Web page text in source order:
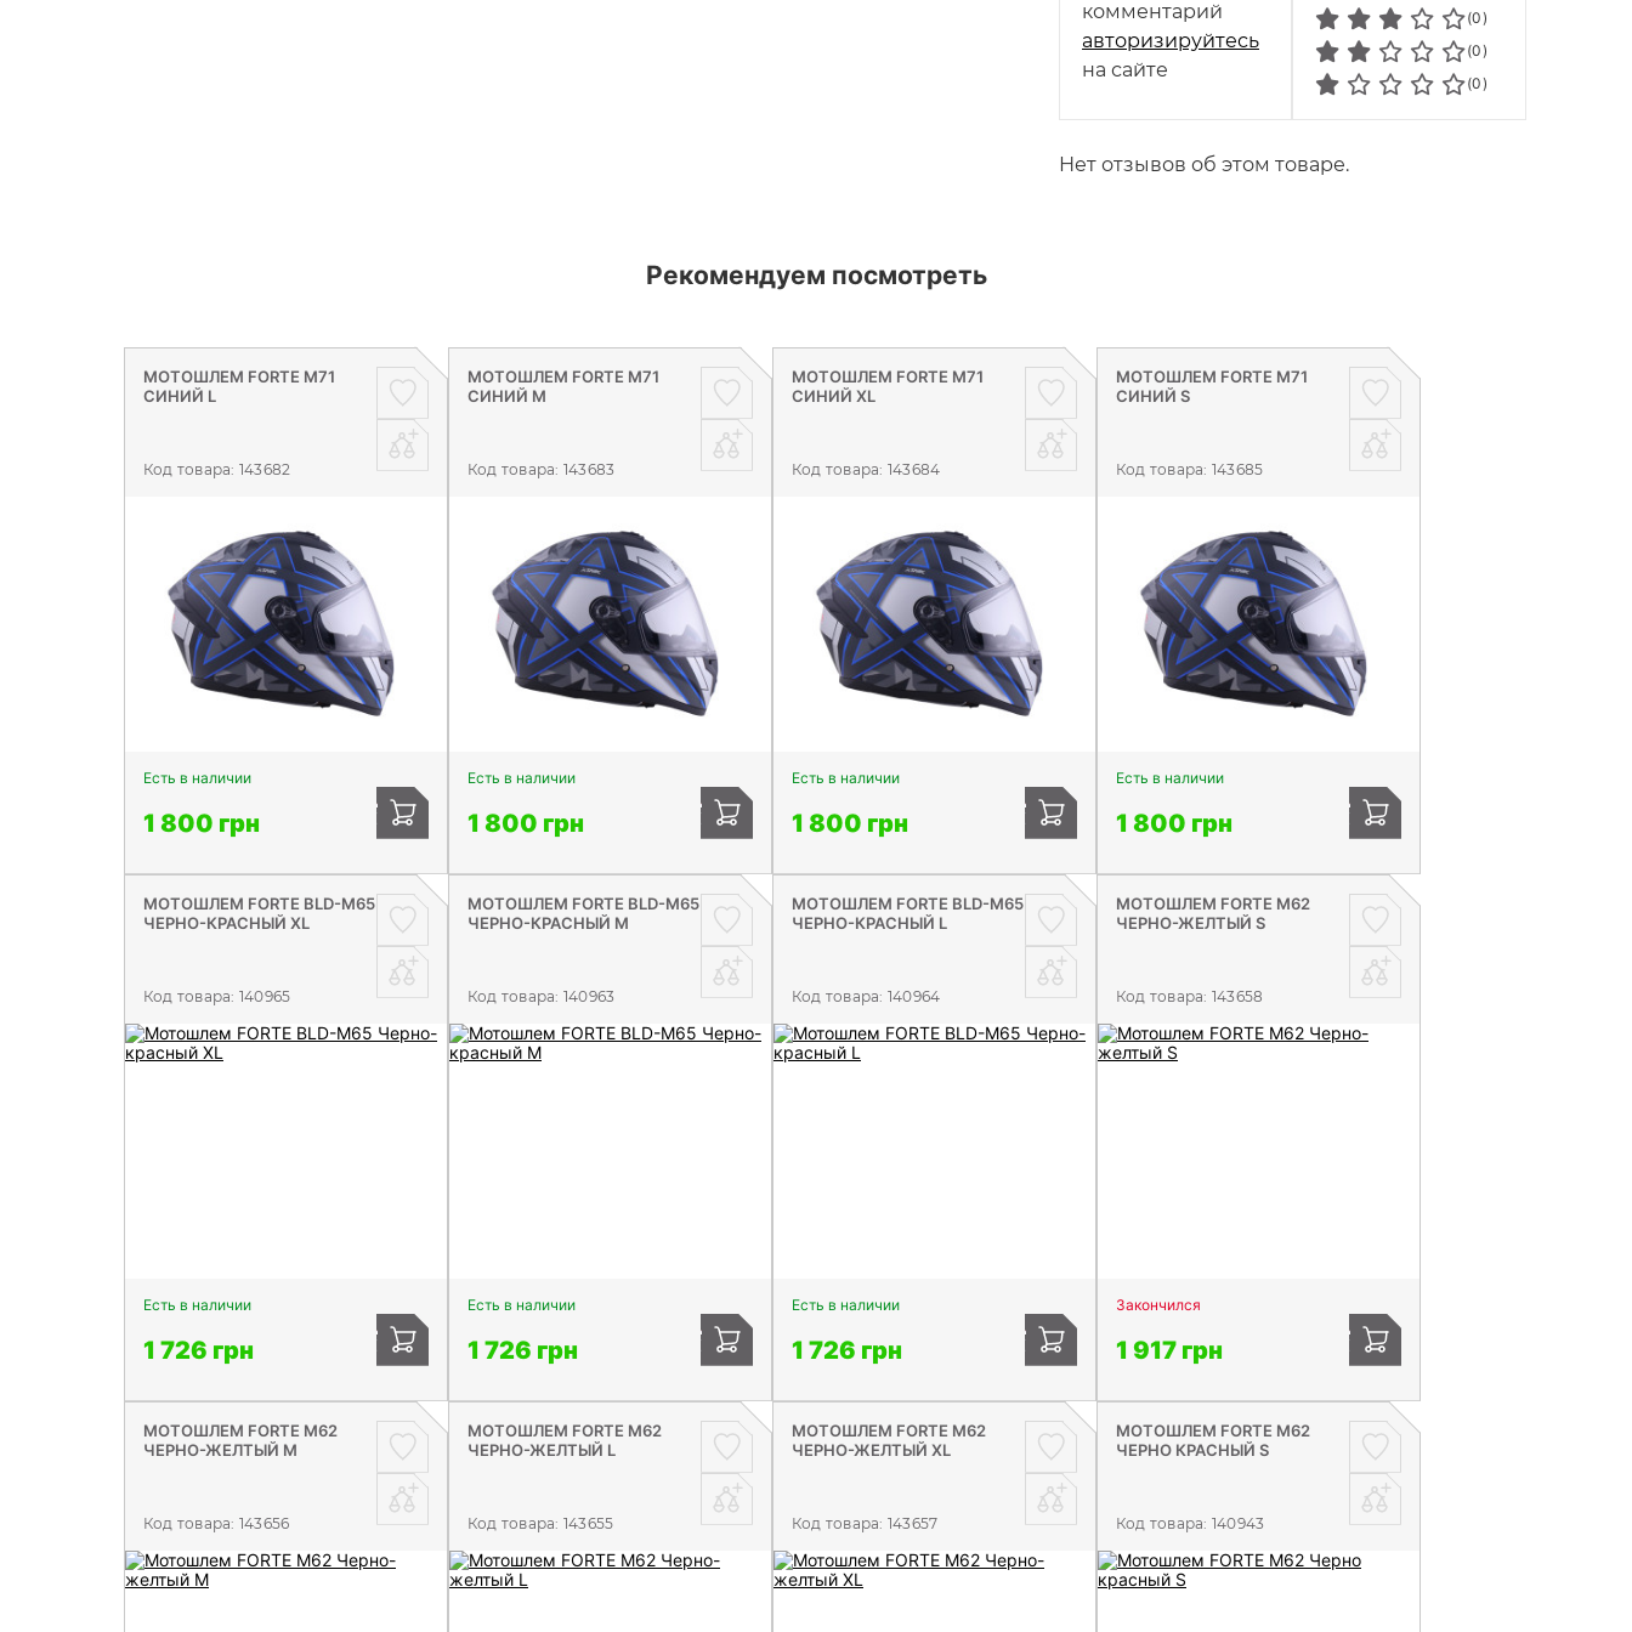
комментарий
авторизируйтесь
на сайте
(0)
(0)
(0)
Нет отзывов об этом товаре.
Рекомендуем посмотреть
МОТОШЛЕМ FORTE M71
СИНИЙ L
Код товара: 143682
Есть в наличии
1 800 грн
МОТОШЛЕМ FORTE M71
СИНИЙ M
Код товара: 143683
Есть в наличии
1 800 грн
МОТОШЛЕМ FORTE M71
СИНИЙ XL
Код товара: 143684
Есть в наличии
1 800 грн
МОТОШЛЕМ FORTE M71
СИНИЙ S
Код товара: 143685
Есть в наличии
1 800 грн
МОТОШЛЕМ FORTE BLD-M65
ЧЕРНО-КРАСНЫЙ XL
Код товара: 140965
Есть в наличии
1 726 грн
МОТОШЛЕМ FORTE BLD-M65
ЧЕРНО-КРАСНЫЙ M
Код товара: 140963
Есть в наличии
1 726 грн
МОТОШЛЕМ FORTE BLD-M65
ЧЕРНО-КРАСНЫЙ L
Код товара: 140964
Есть в наличии
1 726 грн
МОТОШЛЕМ FORTE М62
ЧЕРНО-ЖЕЛТЫЙ S
Код товара: 143658
Закончился
1 917 грн
МОТОШЛЕМ FORTE М62
ЧЕРНО-ЖЕЛТЫЙ М
Код товара: 143656
МОТОШЛЕМ FORTE М62
ЧЕРНО-ЖЕЛТЫЙ L
Код товара: 143655
МОТОШЛЕМ FORTE М62
ЧЕРНО-ЖЕЛТЫЙ XL
Код товара: 143657
МОТОШЛЕМ FORTE М62
ЧЕРНО КРАСНЫЙ S
Код товара: 140943